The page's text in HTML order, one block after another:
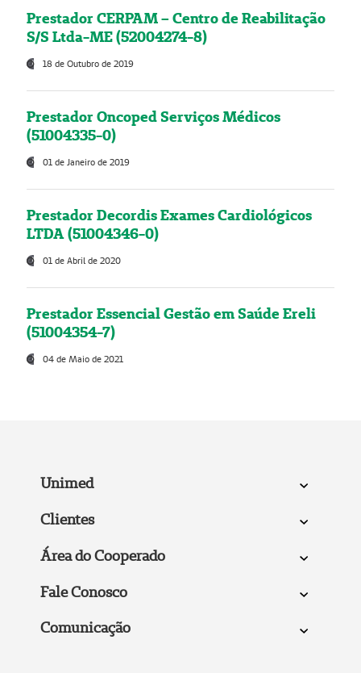
Prestador CERPAM – Centro de Reabilitação
S/S Ltda-ME (52004274-8)
18 de Outubro de 2019
Prestador Oncoped Serviços Médicos
(51004335-0)
01 de Janeiro de 2019
Prestador Decordis Exames Cardiológicos
LTDA (51004346-0)
01 de Abril de 2020
Prestador Essencial Gestão em Saúde Ereli
(51004354-7)
04 de Maio de 2021
Unimed
Clientes
Área do Cooperado
Fale Conosco
Comunicação